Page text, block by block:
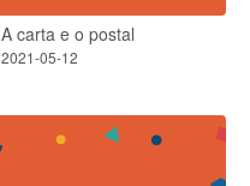
A carta e o postal
2021-05-12